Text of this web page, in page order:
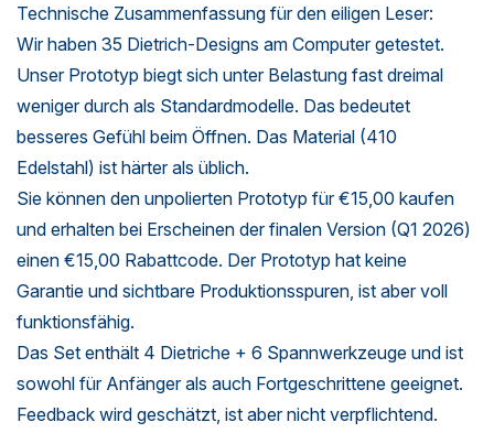
Technische Zusammenfassung für den eiligen Leser:
Wir haben 35 Dietrich-Designs am Computer getestet.
Unser Prototyp biegt sich unter Belastung fast dreimal
weniger durch als Standardmodelle. Das bedeutet
besseres Gefühl beim Öffnen. Das Material (410
Edelstahl) ist härter als üblich.
Sie können den unpolierten Prototyp für €15,00 kaufen
und erhalten bei Erscheinen der finalen Version (Q1 2026)
einen €15,00 Rabattcode. Der Prototyp hat keine
Garantie und sichtbare Produktionsspuren, ist aber voll
funktionsfähig.
Das Set enthält 4 Dietriche + 6 Spannwerkzeuge und ist
sowohl für Anfänger als auch Fortgeschrittene geeignet.
Feedback wird geschätzt, ist aber nicht verpflichtend.